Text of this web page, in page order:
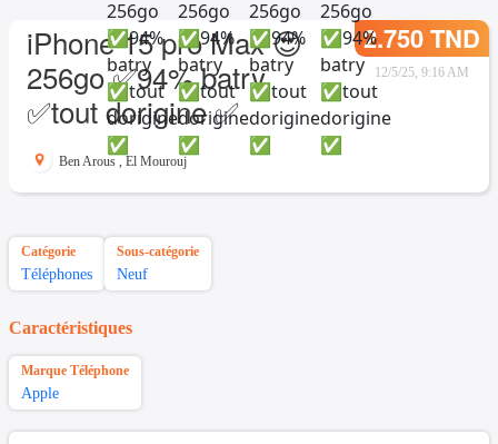
iPhone 15 pro Max 😍
256go ✅94% batry
✅tout dorigine ✅
2.750 TND
12/5/25, 9:16 AM
Ben Arous , El Mourouj
Catégorie
Téléphones
Sous-catégorie
Neuf
Caractéristiques
Marque Téléphone
Apple